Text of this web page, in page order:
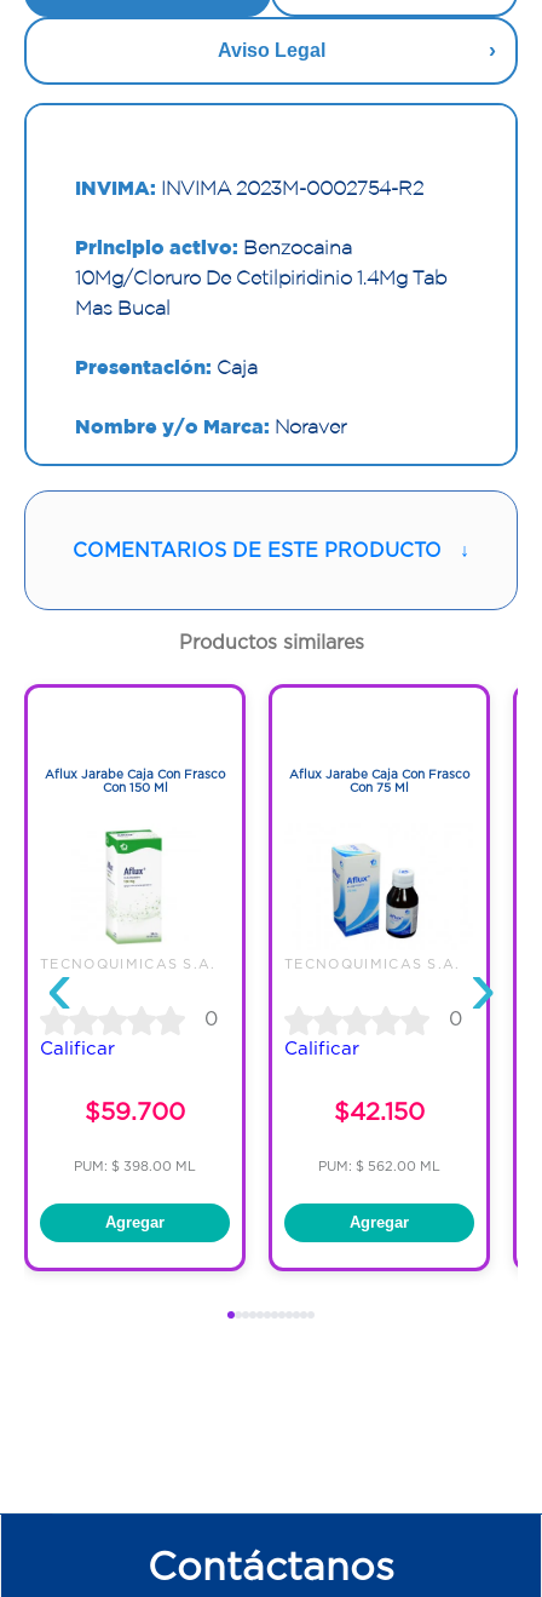
Aviso Legal
INVIMA: INVIMA 2023M-0002754-R2
Principio activo: Benzocaina
10Mg/Cloruro De Cetilpiridinio 1.4Mg Tab
Mas Bucal
Presentación: Caja
Nombre y/o Marca: Noraver
Proveedor:TECNOQUIMICAS S.A.
Vía de administración:BUCAL
Sabor:Menta
Código:788523
COMENTARIOS DE ESTE PRODUCTO ↓
Productos similares
‹
Aflux Jarabe Caja Con Frasco
Con 150 Ml
TECNOQUIMICAS S.A.
0
Calificar
$59.700
PUM: $ 398.00 ML
Agregar
Aflux Jarabe Caja Con Frasco
Con 75 Ml
TECNOQUIMICAS S.A.
0
Calificar
$42.150
PUM: $ 562.00 ML
Agregar
›
Contáctanos